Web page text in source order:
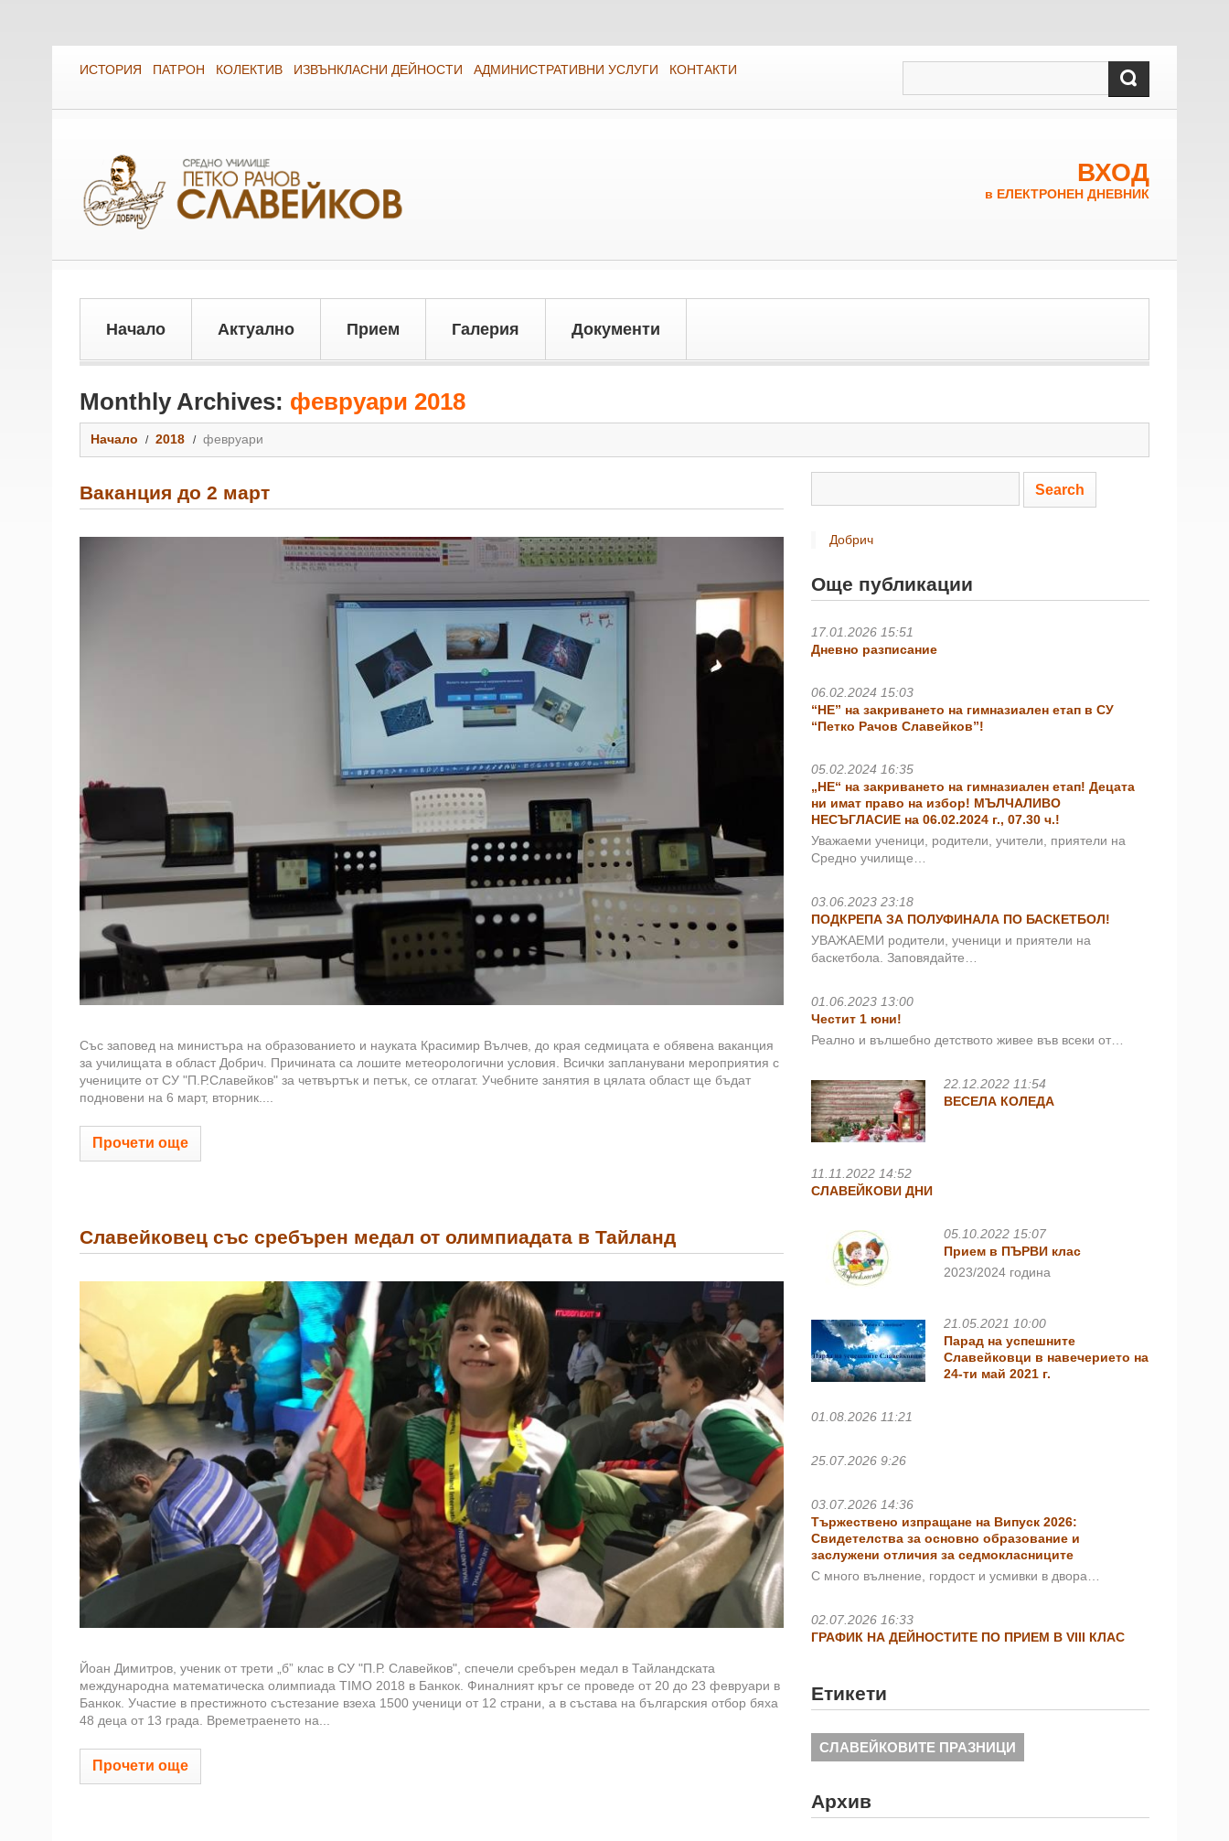
ИСТОРИЯ ПАТРОН КОЛЕКТИВ ИЗВЪНКЛАСНИ ДЕЙНОСТИ АДМИНИСТРАТИВНИ УСЛУГИ КОНТАКТИ
ВХОД
в ЕЛЕКТРОНЕН ДНЕВНИК
Начало Актуално Прием Галерия Документи
Monthly Archives: февруари 2018
Начало 2018 февруари
Ваканция до 2 март
Със заповед на министъра на образованието и науката Красимир Вълчев, до края седмицата е обявена ваканция
за училищата в област Добрич. Причината са лошите метеорологични условия. Всички запланувани мероприятия с
учениците от СУ "П.Р.Славейков" за четвъртък и петък, се отлагат. Учебните занятия в цялата област ще бъдат
подновени на 6 март, вторник....
Прочети още
Славейковец със сребърен медал от олимпиадата в Тайланд
Йоан Димитров, ученик от трети „б” клас в СУ "П.Р. Славейков", спечели сребърен медал в Тайландската
международна математическа олимпиада TIMO 2018 в Банкок. Финалният кръг се проведе от 20 до 23 февруари в
Банкок. Участие в престижното състезание взеха 1500 ученици от 12 страни, а в състава на българския отбор бяха
48 деца от 13 града. Времетраенето на...
Прочети още
Добрич
Още публикации
17.01.2026 15:51
Дневно разписание
06.02.2024 15:03
“НЕ” на закриването на гимназиален етап в СУ
“Петко Рачов Славейков”!
05.02.2024 16:35
„НЕ“ на закриването на гимназиален етап! Децата
ни имат право на избор! МЪЛЧАЛИВО
НЕСЪГЛАСИЕ на 06.02.2024 г., 07.30 ч.!
Уважаеми ученици, родители, учители, приятели на
Средно училище…
03.06.2023 23:18
ПОДКРЕПА ЗА ПОЛУФИНАЛА ПО БАСКЕТБОЛ!
УВАЖАЕМИ родители, ученици и приятели на
баскетбола. Заповядайте…
01.06.2023 13:00
Честит 1 юни!
Реално и вълшебно детството живее във всеки от…
22.12.2022 11:54
ВЕСЕЛА КОЛЕДА
11.11.2022 14:52
СЛАВЕЙКОВИ ДНИ
05.10.2022 15:07
Прием в ПЪРВИ клас
2023/2024 година
21.05.2021 10:00
Парад на успешните
Славейковци в навечерието на
24-ти май 2021 г.
01.08.2026 11:21
25.07.2026 9:26
03.07.2026 14:36
Тържествено изпращане на Випуск 2026:
Свидетелства за основно образование и
заслужени отличия за седмокласниците
С много вълнение, гордост и усмивки в двора…
02.07.2026 16:33
ГРАФИК НА ДЕЙНОСТИТЕ ПО ПРИЕМ В VIII КЛАС
Етикети
СЛАВЕЙКОВИТЕ ПРАЗНИЦИ
Архив